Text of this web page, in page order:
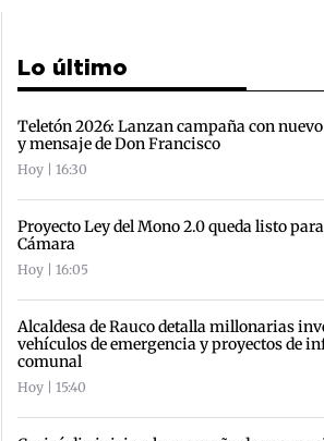
Lo último
Teletón 2026: Lanzan campaña con
y mensaje de Don Francisco
Hoy | 16:30
Proyecto Ley del Mono 2.0 queda listo
Cámara
Hoy | 16:05
Alcaldesa de Rauco detalla millonarias
vehículos de emergencia y proyectos de
comunal
Hoy | 15:40